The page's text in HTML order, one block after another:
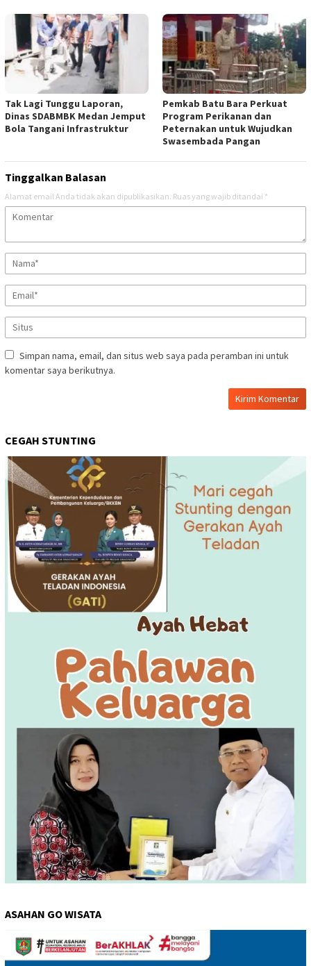
Tak Lagi Tunggu Laporan,
Dinas SDABMBK Medan Jemput
Bola Tangani Infrastruktur
Pemkab Batu Bara Perkuat
Program Perikanan dan
Peternakan untuk Wujudkan
Swasembada Pangan
Tinggalkan Balasan
Alamat email Anda tidak akan dipublikasikan. Ruas yang wajib ditandai *
Simpan nama, email, dan situs web saya pada peramban ini untuk
komentar saya berikutnya.
CEGAH STUNTING
ASAHAN GO WISATA
Pemutar
Video